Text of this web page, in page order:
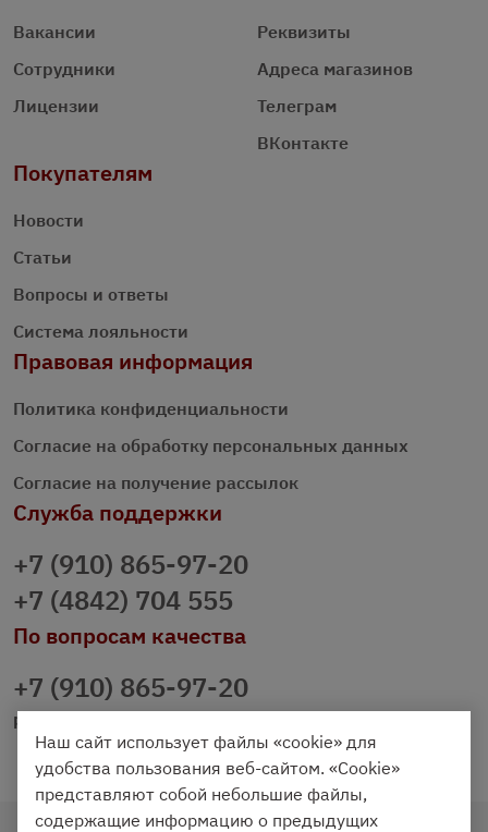
Вакансии
Сотрудники
Лицензии
Реквизиты
Адреса магазинов
Телеграм
ВКонтакте
Покупателям
Новости
Статьи
Вопросы и ответы
Система лояльности
Правовая информация
Политика конфиденциальности
Согласие на обработку персональных данных
Согласие на получение рассылок
Служба поддержки
+7 (910) 865-97-20
+7 (4842) 704 555
По вопросам качества
+7 (910) 865-97-20
prazdnichniy40@palmi.ru
Наш сайт использует файлы «cookie» для
удобства пользования веб-сайтом. «Cookie»
представляют собой небольшие файлы,
содержащие информацию о предыдущих